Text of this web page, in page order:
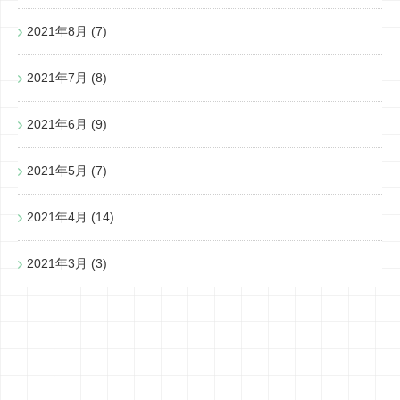
2021年8月 (7)
2021年7月 (8)
2021年6月 (9)
2021年5月 (7)
2021年4月 (14)
2021年3月 (3)